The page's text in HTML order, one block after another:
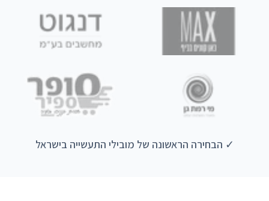
✓ הבחירה הראשונה של מובילי התעשייה בישראל